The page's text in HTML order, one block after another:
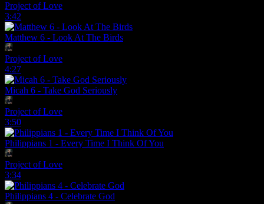
Project of Love
3:42
Matthew 6 - Look At The Birds
Project of Love
4:27
Micah 6 - Take God Seriously
Project of Love
3:50
Philippians 1 - Every Time I Think Of You
Project of Love
3:34
Philippians 4 - Celebrate God